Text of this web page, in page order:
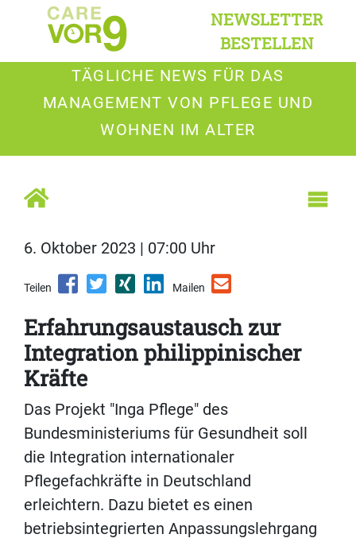
NEWSLETTER
BESTELLEN
TÄGLICHE NEWS FÜR DAS
MANAGEMENT VON PFLEGE UND
WOHNEN IM ALTER
6. Oktober 2023 | 07:00 Uhr
Teilen Mailen
Erfahrungsaustausch zur
Integration philippinischer
Kräfte
Das Projekt "Inga Pflege" des
Bundesministeriums für Gesundheit soll
die Integration internationaler
Pflegefachkräfte in Deutschland
erleichtern. Dazu bietet es einen
betriebsintegrierten Anpassungslehrgang